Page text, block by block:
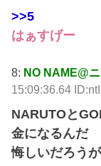
>>5
はぁすげー
8: NO NAME@
15:09:36.64
NARUTOと
金になるんだ
悔しいだろう